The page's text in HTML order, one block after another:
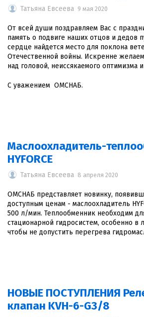
Татьяна Евсеева 9 мая 2020
От всей души поздравляем Вас с
память о подвиге наших отцов и дедов
сердце найдется место для поклона
Отечественной войны. Искренне
над головой, неиссякаемого оптимизма и
С уважением ОМСНАБ.
Маслоохладитель-
HYFORCE
Татьяна Евсеева 8 апреля 2020
ОМСНАБ представляет новинку,
доступным ценам - маслоохладитель
500 л/мин. Теплообменник необходим
стационарной гидросистем, особенно в
чтобы не допустить перегрева
НОВЫЕ ПОСТУПЛЕНИЯ
клапан KVH-6-G3/8